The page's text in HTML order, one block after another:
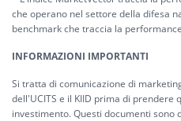
che operano nel settore della difesa
benchmark che traccia la
INFORMAZIONI IMPORTANTI
Si tratta di comunicazione di
dell'UCITS e il KIID prima di prendere
investimento. Questi documenti sono